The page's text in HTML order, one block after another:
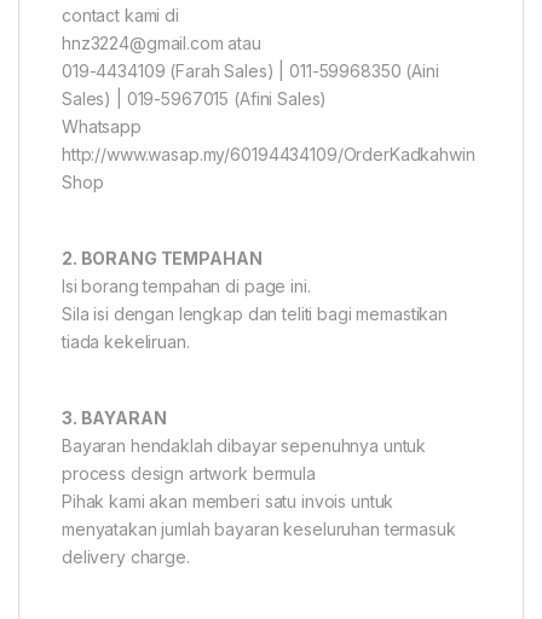
contact kami di
hnz3224@gmail.com atau
019-4434109 (Farah Sales) | 011-59968350 (Aini
Sales) | 019-5967015 (Afini Sales)
Whatsapp
http://www.wasap.my/60194434109/OrderKadkahwin
Shop
2. BORANG TEMPAHAN
Isi borang tempahan di page ini.
Sila isi dengan lengkap dan teliti bagi memastikan
tiada kekeliruan.
3. BAYARAN
Bayaran hendaklah dibayar sepenuhnya untuk
process design artwork bermula
Pihak kami akan memberi satu invois untuk
menyatakan jumlah bayaran keseluruhan termasuk
delivery charge.